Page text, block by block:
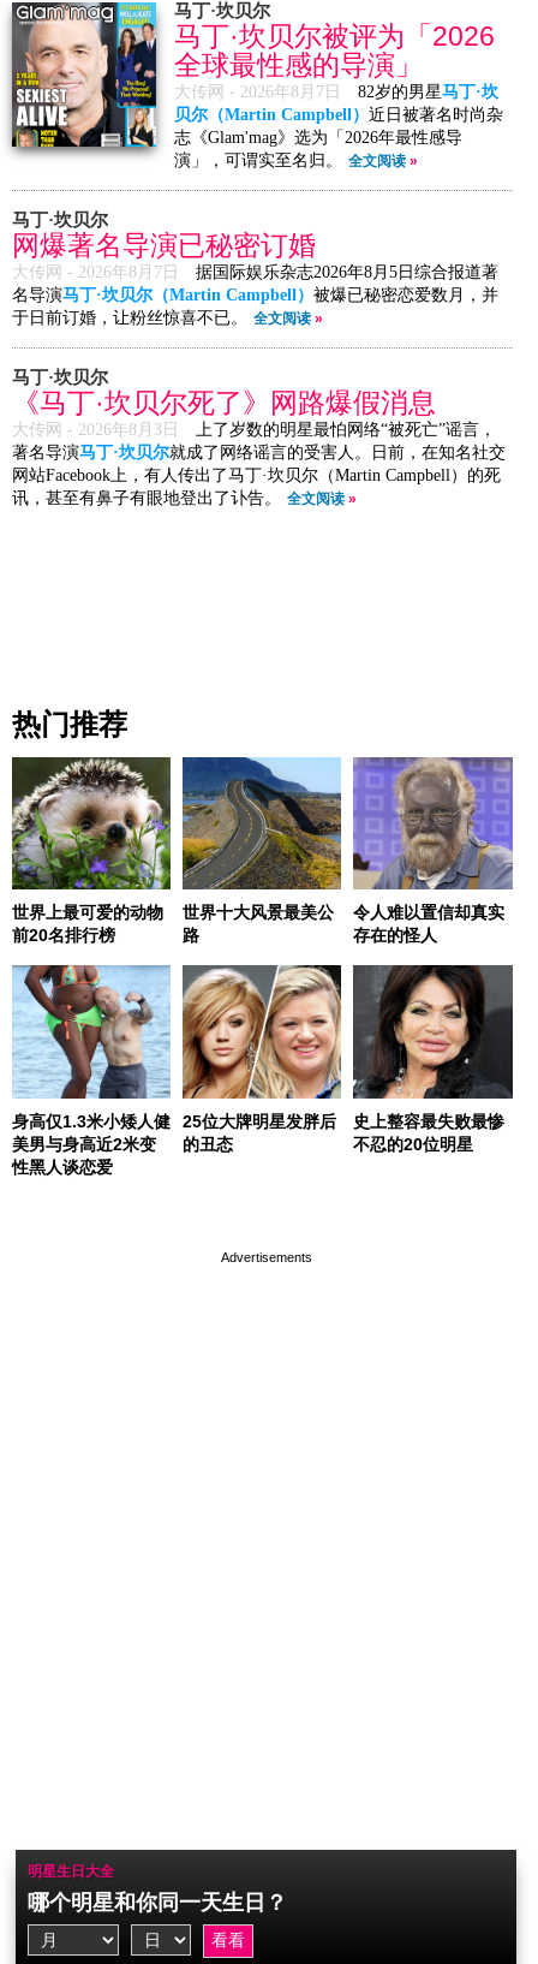
马丁·坎贝尔
马丁·坎贝尔被评为「2026
全球最性感的导演」
大传网 - 2026年8月7日 82岁的男星马丁·坎
贝尔（Martin Campbell） 近日被著名时尚杂
志《Glam'mag》选为「2026年最性感导
演」，可谓实至名归。
全文阅读 »
马丁·坎贝尔
网爆著名导演已秘密订婚
大传网 - 2026年8月7日
据国际娱乐杂志2026年8月5日综合报道著
名导演马丁·坎贝尔（Martin Campbell） 被爆已秘密恋爱数月，并
于日前订婚，让粉丝惊喜不已。
全文阅读 »
马丁·坎贝尔
《马丁·坎贝尔死了》网路爆假消息
大传网 - 2026年8月3日
上了岁数的明星最怕网络“被死亡”谣言，
著名导演马丁·坎贝尔就成了网络谣言的受害人。日前，在知名社交
网站Facebook上，有人传出了马丁·坎贝尔（Martin Campbell）的死
讯，甚至有鼻子有眼地登出了讣告。
全文阅读 »
热门推荐
世界上最可爱的动物
前20名排行榜
世界十大风景最美公
路
令人难以置信却真实
存在的怪人
身高仅1.3米小矮人健
美男与身高近2米变
性黑人谈恋爱
25位大牌明星发胖后
的丑态
史上整容最失败最惨
不忍的20位明星
明星生日大全
哪个明星和你同一天生日？